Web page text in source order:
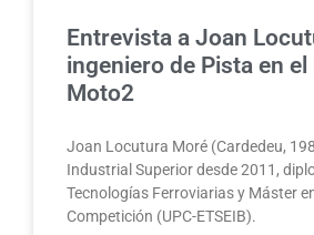
Entrevista a Joan
ingeniero de Pista en
Moto2
Joan Locutura Moré (Cardedeu,
Industrial Superior desde 2011,
Tecnologías Ferroviarias y Máster
Competición (UPC-ETSEIB).